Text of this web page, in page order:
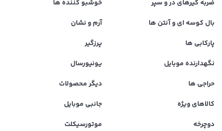
ضربه گیرهای در و سپر
خوشبو کننده ها
بال کوسه ای و آنتن ها
آرم و نشان
پارکابی ها
پرزگیر
نگهدارنده موبایل
یونیورسال
حراجی ها
دیگر محصولات
کالاهای ویژه
جانبی موبایل
دوچرخه
موتورسیکلت